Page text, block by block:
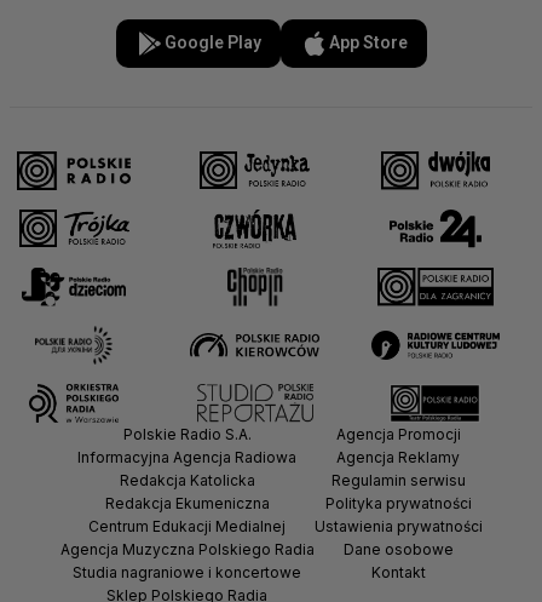
Google Play App Store
Polskie Radio S.A.
Informacyjna Agencja Radiowa
Redakcja Katolicka
Redakcja Ekumeniczna
Centrum Edukacji Medialnej
Agencja Muzyczna Polskiego Radia
Studia nagraniowe i koncertowe
Sklep Polskiego Radia
Agencja Promocji
Agencja Reklamy
Regulamin serwisu
Polityka prywatności
Ustawienia prywatności
Dane osobowe
Kontakt